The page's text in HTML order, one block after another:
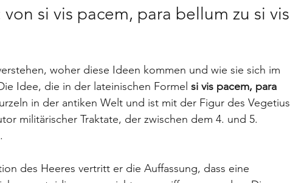
si vis pacem, para bellum zu si vis
woher diese Ideen kommen und wie sie sich im
Idee, die in der lateinischen Formel si vis pacem, para
in der antiken Welt und ist mit der Figur des Vegetius
militärischer Traktate, der zwischen dem 4. und 5.
des Heeres vertritt er die Auffassung, dass eine